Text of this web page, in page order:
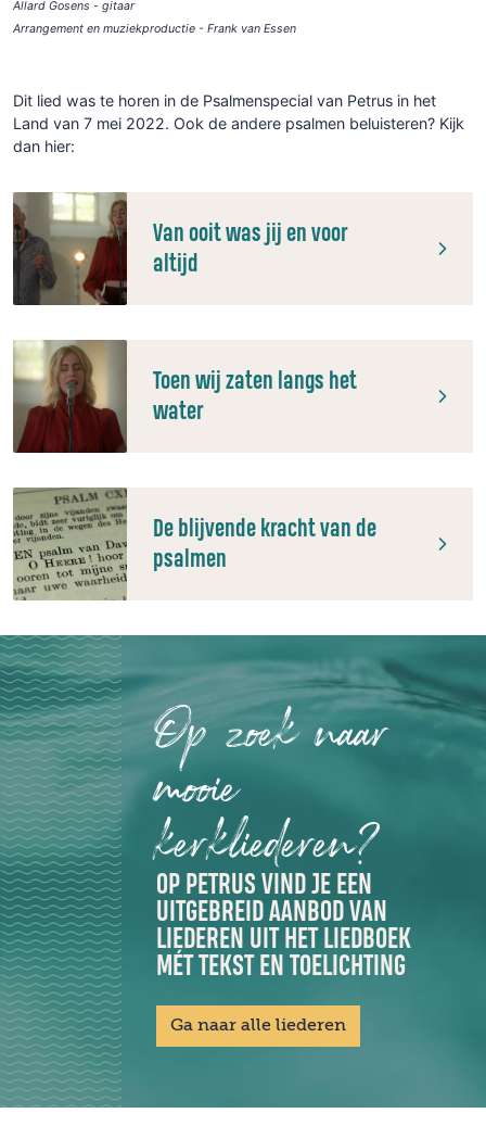
Allard Gosens - gitaar
Arrangement en muziekproductie - Frank van Essen
Dit lied was te horen in de Psalmenspecial van Petrus in het
Land van 7 mei 2022. Ook de andere psalmen beluisteren? Kijk
dan hier:
Van ooit was jij en voor
altijd
Toen wij zaten langs het
water
De blijvende kracht van de
psalmen
Op zoek naar
mooie
kerkliederen?
OP PETRUS VIND JE EEN
UITGEBREID AANBOD VAN
LIEDEREN UIT HET LIEDBOEK
MÉT TEKST EN TOELICHTING
Ga naar alle liederen